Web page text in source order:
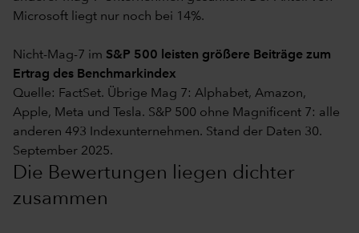
Microsoft liegt nur noch bei 14%.
Nicht-Mag-7 im S&P 500 leisten größere Beiträge zum
Ertrag des Benchmarkindex
Quelle: FactSet. Übrige Mag 7: Alphabet, Amazon,
Apple, Meta und Tesla. S&P 500 ohne Magnificent 7: alle
anderen 493 Indexunternehmen. Stand der Daten 30.
September 2025.
Die Bewertungen liegen dichter
zusammen